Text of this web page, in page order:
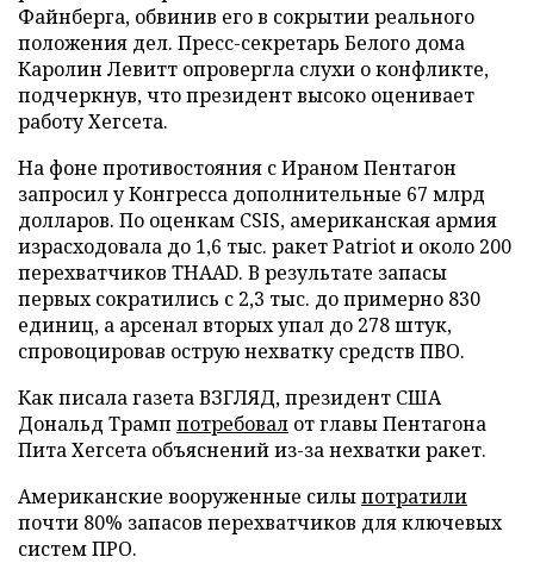
Файнберга, обвинив его в сокрытии реального
положения дел. Пресс-секретарь Белого дома
Каролин Левитт опровергла слухи о конфликте,
подчеркнув, что президент высоко оценивает
работу Хегсета.
На фоне противостояния с Ираном Пентагон
запросил у Конгресса дополнительные 67 млрд
долларов. По оценкам CSIS, американская армия
израсходовала до 1,6 тыс. ракет Patriot и около 200
перехватчиков THAAD. В результате запасы
первых сократились с 2,3 тыс. до примерно 830
единиц, а арсенал вторых упал до 278 штук,
спровоцировав острую нехватку средств ПВО.
Как писала газета ВЗГЛЯД, президент США
Дональд Трамп потребовал от главы Пентагона
Пита Хегсета объяснений из-за нехватки ракет.
Американские вооруженные силыпотратили
почти 80% запасов перехватчиков для ключевых
систем ПРО.